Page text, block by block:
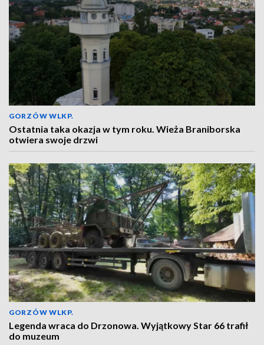
GORZÓW WLKP.
Ostatnia taka okazja w tym roku. Wieża Braniborska
otwiera swoje drzwi
GORZÓW WLKP.
Legenda wraca do Drzonowa. Wyjątkowy Star 66 trafił
do muzeum